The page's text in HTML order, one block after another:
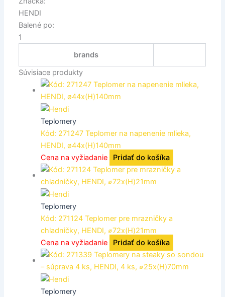
HENDI
Balené po:
1
brands
Súvisiace produkty
Teplomery
Kód: 271247 Teplomer na napenenie mlieka,
HENDI, ø44x(H)140mm
Cena na vyžiadanie
Pridať do košíka
Teplomery
Kód: 271124 Teplomer pre mrazničky a
chladničky, HENDI, ⌀72x(H)21mm
Cena na vyžiadanie
Pridať do košíka
Teplomery